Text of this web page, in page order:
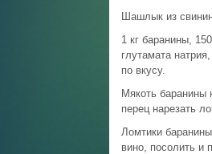
Шашлык из
1 кг баранины,
глутамата
по вкусу.
Мякоть баранины
перец нарезать
Ломтики
вино, посолить и